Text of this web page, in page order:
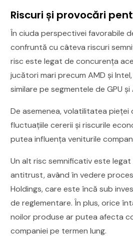
Riscuri și provocări
În ciuda perspectivei favorabile
confruntă cu câteva riscuri
risc este legat de concurența
jucători mari precum AMD și
similare pe segmentele de GPU și
De asemenea, volatilitatea
fluctuațiile cererii și riscurile
putea influența veniturile
Un alt risc semnificativ este
antitrust, având în vedere
Holdings, care este încă sub
de reglementare. În plus, orice
noilor produse ar putea afecta
companiei pe termen lung.